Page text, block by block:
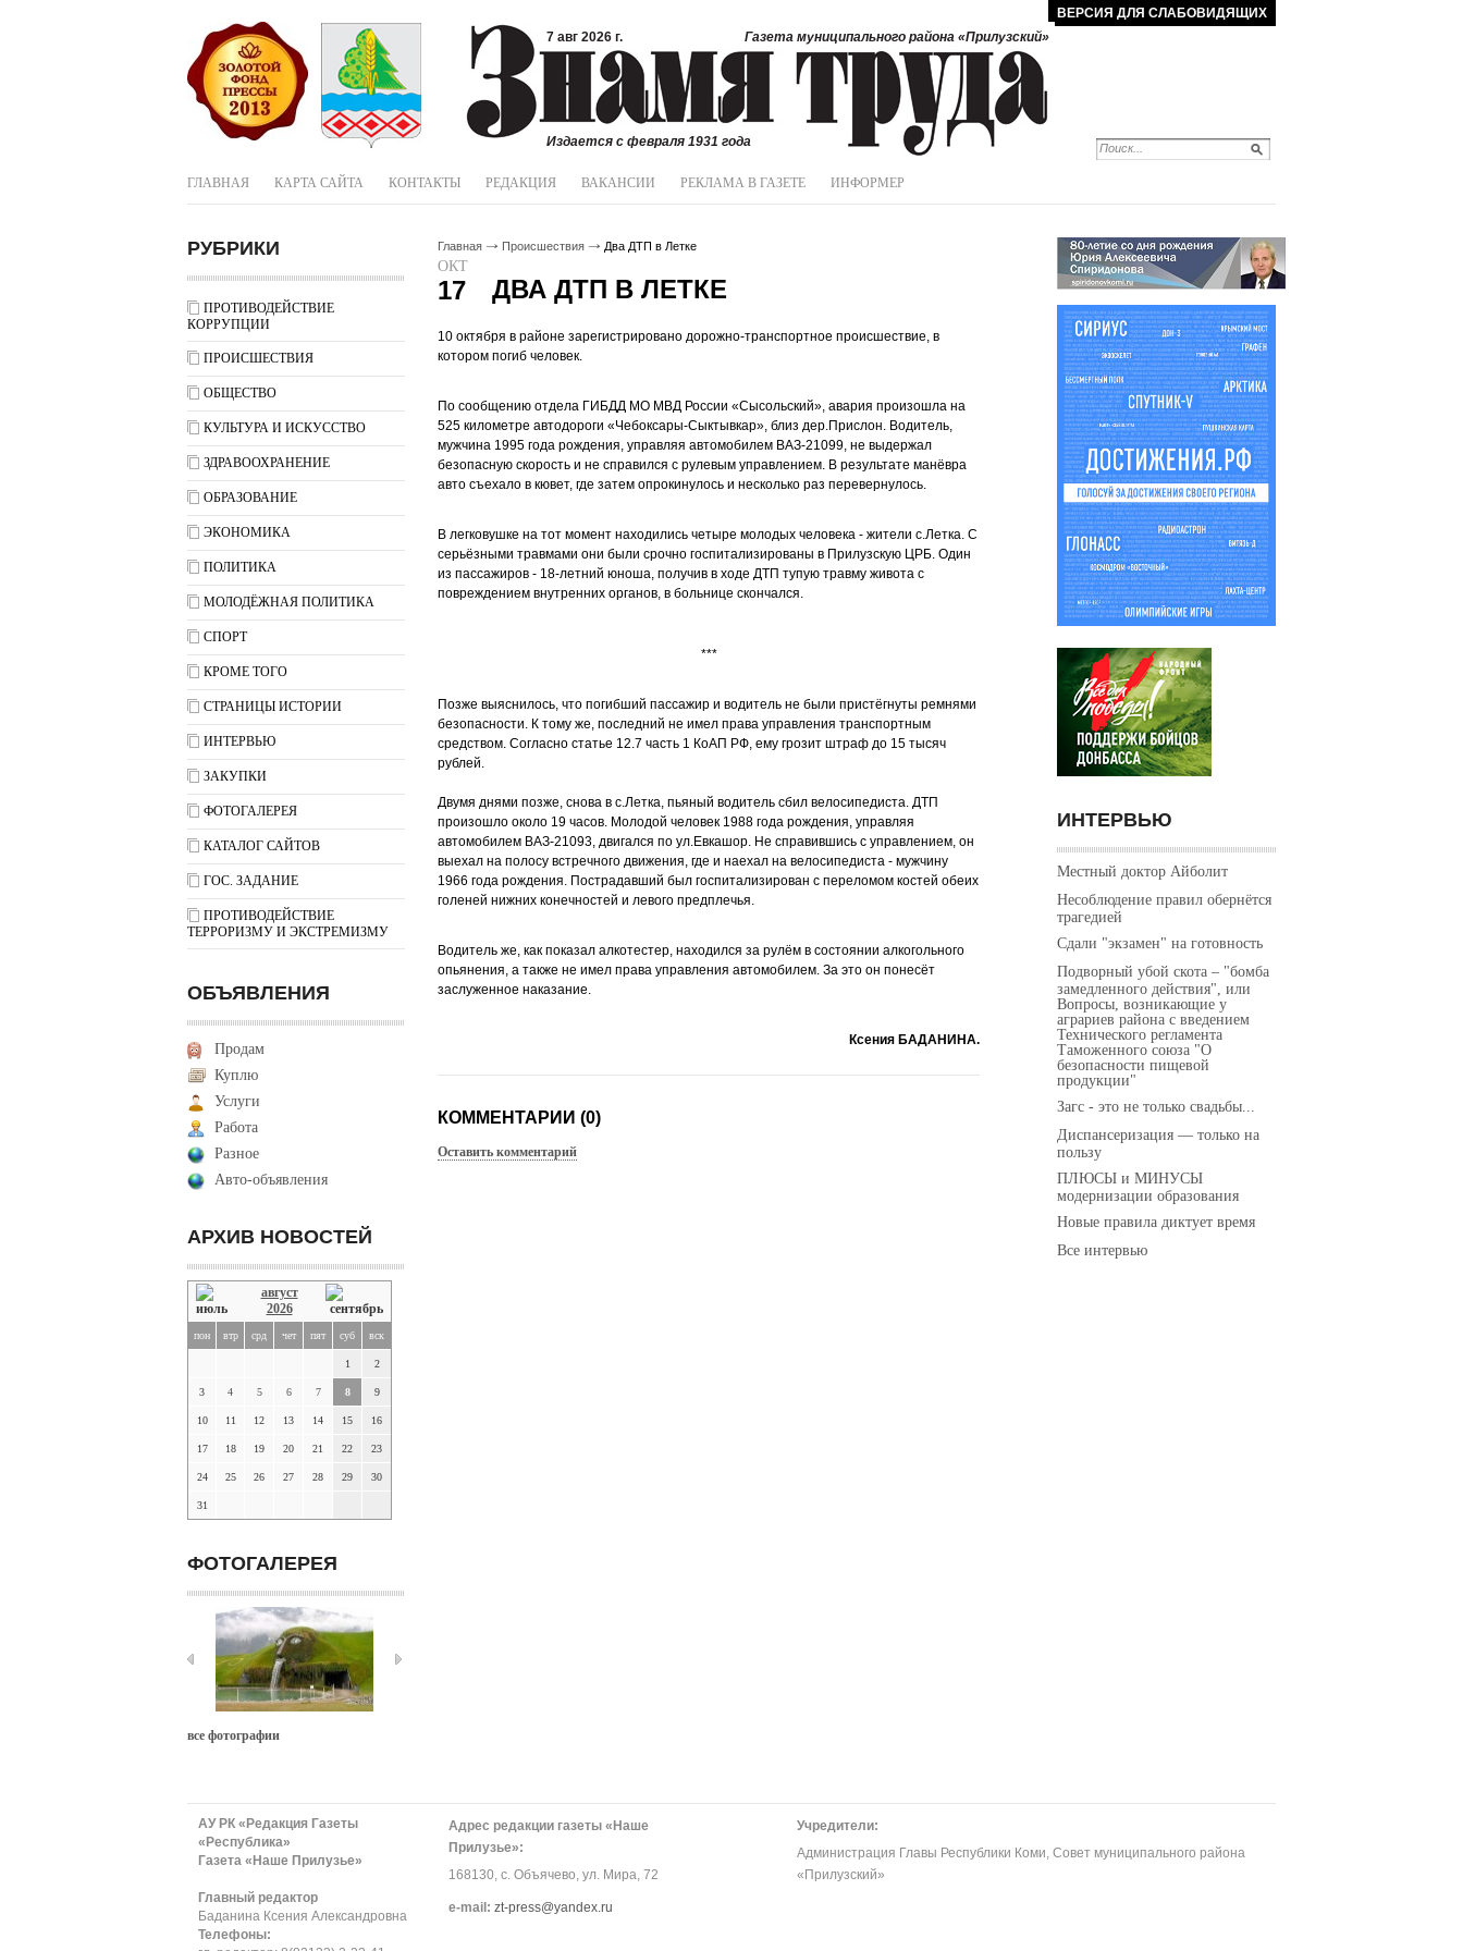
ВЕРСИЯ ДЛЯ СЛАБОВИДЯЩИХ
7 авг 2026 г.
Газета муниципального района «Прилузский»
Издается с февраля 1931 года
ГЛАВНАЯ КАРТА САЙТА КОНТАКТЫ РЕДАКЦИЯ ВАКАНСИИ РЕКЛАМА В ГАЗЕТЕ ИНФОРМЕР
РУБРИКИ
ПРОТИВОДЕЙСТВИЕ
КОРРУПЦИИ
ПРОИСШЕСТВИЯ
ОБЩЕСТВО
КУЛЬТУРА И ИСКУССТВО
ЗДРАВООХРАНЕНИЕ
ОБРАЗОВАНИЕ
ЭКОНОМИКА
ПОЛИТИКА
МОЛОДЁЖНАЯ ПОЛИТИКА
СПОРТ
КРОМЕ ТОГО
СТРАНИЦЫ ИСТОРИИ
ИНТЕРВЬЮ
ЗАКУПКИ
ФОТОГАЛЕРЕЯ
КАТАЛОГ САЙТОВ
ГОС. ЗАДАНИЕ
ПРОТИВОДЕЙСТВИЕ
ТЕРРОРИЗМУ И ЭКСТРЕМИЗМУ
ОБЪЯВЛЕНИЯ
Продам
Куплю
Услуги
Работа
Разное
Авто-объявления
АРХИВ НОВОСТЕЙ
август
2026
пон втр срд чет пят суб вск
1 2
3 4 5 6 7 8 9
10 11 12 13 14 15 16
17 18 19 20 21 22 23
24 25 26 27 28 29 30
31
ФОТОГАЛЕРЕЯ
все фотографии
Главная Происшествия Два ДТП в Летке
ОКТ
17 ДВА ДТП В ЛЕТКЕ
10 октября в районе зарегистрировано дорожно-транспортное происшествие, в
котором погиб человек.
По сообщению отдела ГИБДД МО МВД России «Сысольский», авария произошла на
525 километре автодороги «Чебоксары-Сыктывкар», близ дер.Прислон. Водитель,
мужчина 1995 года рождения, управляя автомобилем ВАЗ-21099, не выдержал
безопасную скорость и не справился с рулевым управлением. В результате манёвра
авто съехало в кювет, где затем опрокинулось и несколько раз перевернулось.
В легковушке на тот момент находились четыре молодых человека - жители с.Летка. С
серьёзными травмами они были срочно госпитализированы в Прилузскую ЦРБ. Один
из пассажиров - 18-летний юноша, получив в ходе ДТП тупую травму живота с
повреждением внутренних органов, в больнице скончался.
***
Позже выяснилось, что погибший пассажир и водитель не были пристёгнуты ремнями
безопасности. К тому же, последний не имел права управления транспортным
средством. Согласно статье 12.7 часть 1 КоАП РФ, ему грозит штраф до 15 тысяч
рублей.
Двумя днями позже, снова в с.Летка, пьяный водитель сбил велосипедиста. ДТП
произошло около 19 часов. Молодой человек 1988 года рождения, управляя
автомобилем ВАЗ-21093, двигался по ул.Евкашор. Не справившись с управлением, он
выехал на полосу встречного движения, где и наехал на велосипедиста - мужчину
1966 года рождения. Пострадавший был госпитализирован с переломом костей обеих
голеней нижних конечностей и левого предплечья.
Водитель же, как показал алкотестер, находился за рулём в состоянии алкогольного
опьянения, а также не имел права управления автомобилем. За это он понесёт
заслуженное наказание.
Ксения БАДАНИНА.
КОММЕНТАРИИ (0)
Оставить комментарий
ИНТЕРВЬЮ
Местный доктор Айболит
Несоблюдение правил обернётся
трагедией
Сдали "экзамен" на готовность
Подворный убой скота – "бомба
замедленного действия", или
Вопросы, возникающие у
аграриев района с введением
Технического регламента
Таможенного союза "О
безопасности пищевой
продукции"
Загс - это не только свадьбы...
Диспансеризация — только на
пользу
ПЛЮСЫ и МИНУСЫ
модернизации образования
Новые правила диктует время
Все интервью
АУ РК «Редакция Газеты
«Республика»
Газета «Наше Прилузье»
Главный редактор
Баданина Ксения Александровна
Телефоны:
Адрес редакции газеты «Наше
Прилузье»:
168130, с. Объячево, ул. Мира, 72
е-mail: zt-press@yandex.ru
Учредители:
Администрация Главы Республики Коми, Совет муниципального района
«Прилузский»